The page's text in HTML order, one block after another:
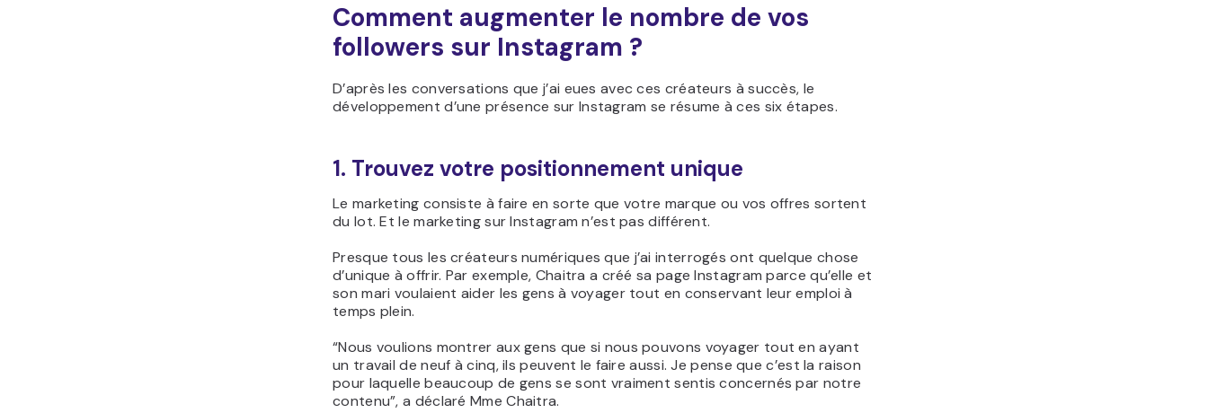
Comment augmenter le nombre de vos
followers sur Instagram ?
D’après les conversations que j’ai eues avec ces créateurs à succès, le
développement d’une présence sur Instagram se résume à ces six étapes.
1. Trouvez votre positionnement unique
Le marketing consiste à faire en sorte que votre marque ou vos offres sortent
du lot. Et le marketing sur Instagram n’est pas différent.
Presque tous les créateurs numériques que j’ai interrogés ont quelque chose
d’unique à offrir. Par exemple, Chaitra a créé sa page Instagram parce qu’elle et
son mari voulaient aider les gens à voyager tout en conservant leur emploi à
temps plein.
“Nous voulions montrer aux gens que si nous pouvons voyager tout en ayant
un travail de neuf à cinq, ils peuvent le faire aussi. Je pense que c’est la raison
pour laquelle beaucoup de gens se sont vraiment sentis concernés par notre
contenu”, a déclaré Mme Chaitra.